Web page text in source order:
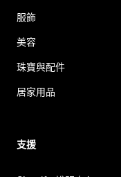
服飾
美容
珠寶與配件
居家用品
支援